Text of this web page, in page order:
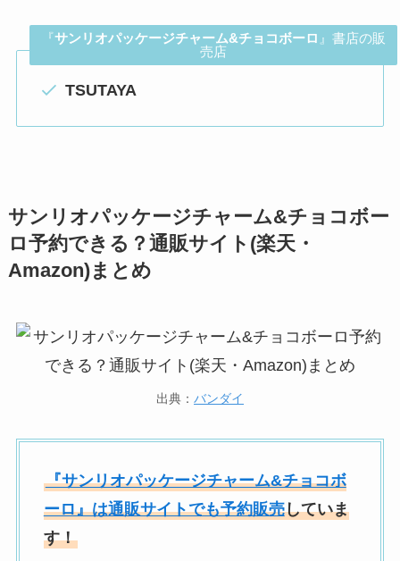
『サンリオパッケージチャーム&チョコボーロ 』書店の販
売店
TSUTAYA
サンリオパッケージチャーム&チョコボー
ロ予約できる？通販サイト(楽天・
Amazon)まとめ
出典： バンダイ
『サンリオパッケージチャーム&チョコボ
ーロ』は通販サイトでも予約販売していま
す！